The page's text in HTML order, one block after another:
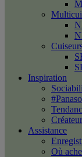
Inspiration
Assistance
Où